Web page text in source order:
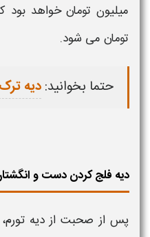
تومان می شود.
حتما بخوانید:دیه
دیه فلج کردن دست و
پس از صحبت از دیه